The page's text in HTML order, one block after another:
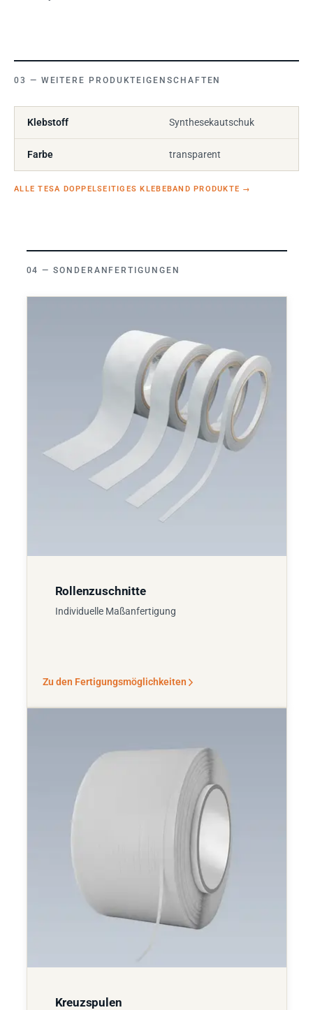
WEITERE PRODUKTEIGENSCHAFTEN
Klebstoff Synthesekautschuk
Farbe transparent
ALLE TESA DOPPELSEITIGES KLEBEBAND PRODUKTE →
SONDERANFERTIGUNGEN
Rollenzuschnitte
Individuelle Maßanfertigung
Zu den Fertigungsmöglichkeiten
Kreuzspulen